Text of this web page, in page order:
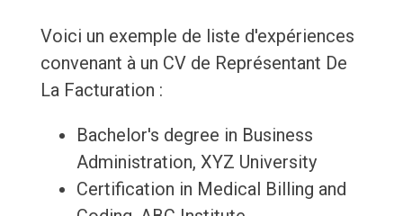
Voici un exemple de liste d'expériences
convenant à un CV de Représentant De
La Facturation :
Bachelor's degree in Business
Administration, XYZ University
Certification in Medical Billing and